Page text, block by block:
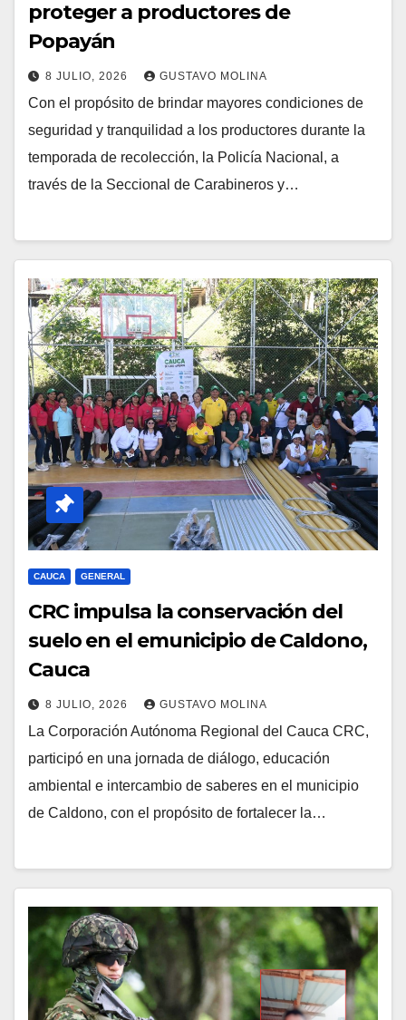
proteger a productores de
Popayán
8 JULIO, 2026 GUSTAVO MOLINA
Con el propósito de brindar mayores condiciones de
seguridad y tranquilidad a los productores durante la
temporada de recolección, la Policía Nacional, a
través de la Seccional de Carabineros y…
CAUCA GENERAL
CRC impulsa la conservación del
suelo en el emunicipio de Caldono,
Cauca
8 JULIO, 2026 GUSTAVO MOLINA
La Corporación Autónoma Regional del Cauca CRC,
participó en una jornada de diálogo, educación
ambiental e intercambio de saberes en el municipio
de Caldono, con el propósito de fortalecer la…